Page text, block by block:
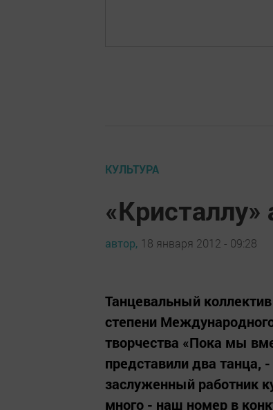
КУЛЬТУРА
автор, 18 января 2012 - 09:28
Танцевальный
степени
творчества «Пока мы
представили два танца,
заслуженный работник
много - наш номер в